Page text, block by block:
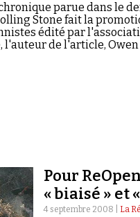
parue dans le
Stone fait la
édité par
l'auteur de l'article,
Pour
« biaisé » et
4 septembre 2008 | La